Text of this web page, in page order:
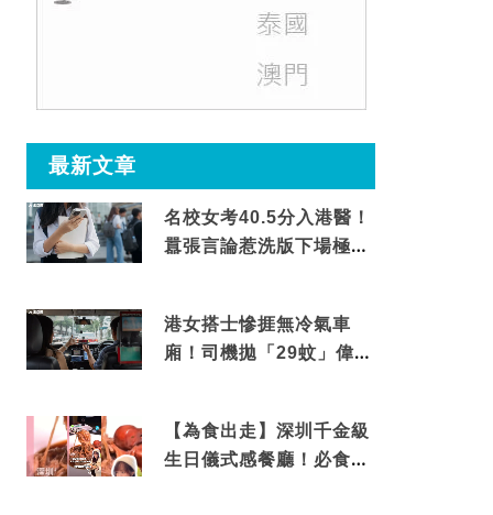
最新文章
名校女考40.5分入港醫！
囂張言論惹洗版下場極震
港女搭士慘捱無冷氣車
廂！司機拋「29蚊」偉論
【為食出走】深圳千金級
生日儀式感餐廳！必食失